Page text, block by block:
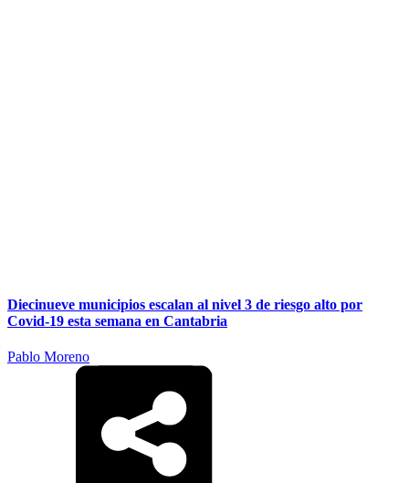
Diecinueve municipios escalan al nivel 3 de riesgo alto por
Covid-19 esta semana en Cantabria
Pablo Moreno